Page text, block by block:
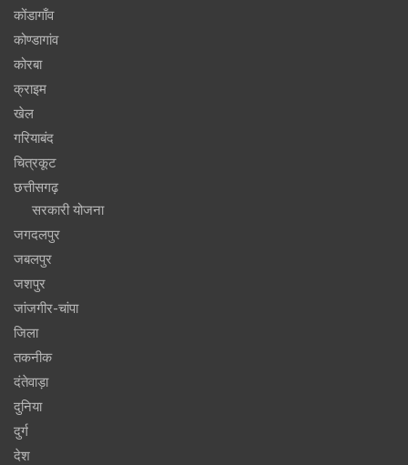
कोंडागाँव
कोण्डागांव
कोरबा
क्राइम
खेल
गरियाबंद
चित्रकूट
छत्तीसगढ़
सरकारी योजना
जगदलपुर
जबलपुर
जशपुर
जांजगीर-चांपा
जिला
तकनीक
दंतेवाड़ा
दुनिया
दुर्ग
देश